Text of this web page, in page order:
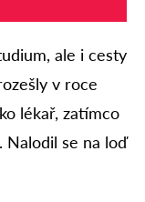
ale i cesty
v roce
lékař, zatímco
Nalodil se na loď